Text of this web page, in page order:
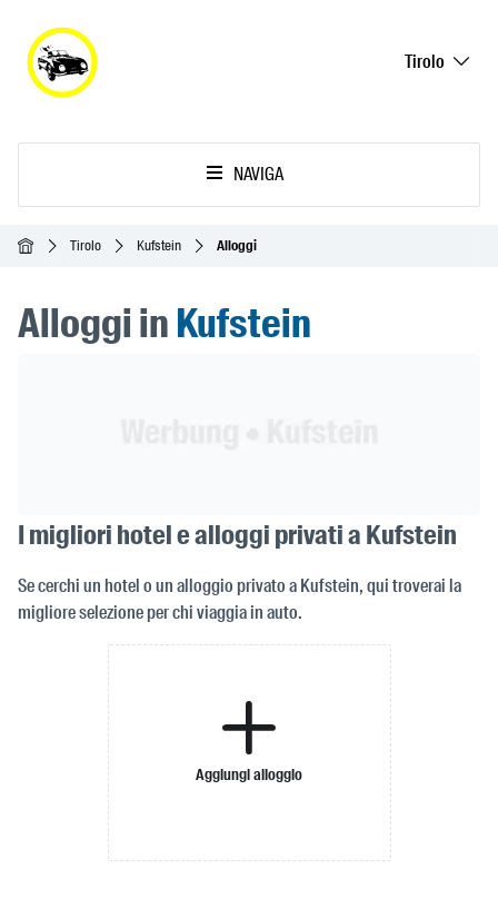
Tirolo
NAVIGA
Home Tirolo Kufstein Alloggi
Alloggi inKufstein
I migliori hotel e alloggi privati a Kufstein
Se cerchi un hotel o un alloggio privato a Kufstein, qui troverai la
migliore selezione per chi viaggia in auto.
Aggiungi alloggio